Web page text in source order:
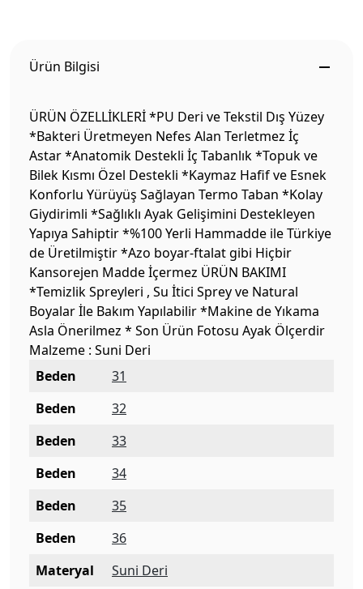
Ürün Bilgisi
ÜRÜN ÖZELLİKLERİ *PU Deri ve Tekstil Dış Yüzey
*Bakteri Üretmeyen Nefes Alan Terletmez İç
Astar *Anatomik Destekli İç Tabanlık *Topuk ve
Bilek Kısmı Özel Destekli *Kaymaz Hafif ve Esnek
Konforlu Yürüyüş Sağlayan Termo Taban *Kolay
Giydirimli *Sağlıklı Ayak Gelişimini Destekleyen
Yapıya Sahiptir *%100 Yerli Hammadde ile Türkiye
de Üretilmiştir *Azo boyar-ftalat gibi Hiçbir
Kansorejen Madde İçermez ÜRÜN BAKIMI
*Temizlik Spreyleri , Su İtici Sprey ve Natural
Boyalar İle Bakım Yapılabilir *Makine de Yıkama
Asla Önerilmez * Son Ürün Fotosu Ayak Ölçerdir
Malzeme : Suni Deri
Beden
31
Beden
32
Beden
33
Beden
34
Beden
35
Beden
36
Materyal
Suni Deri